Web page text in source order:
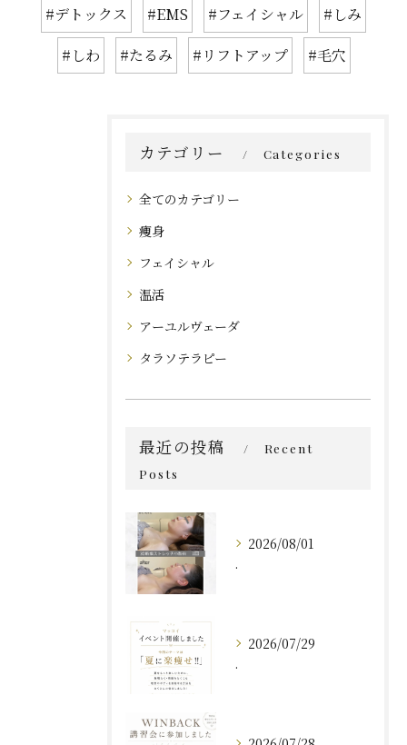
#デトックス #EMS #フェイシャル
#しみ
#しわ
#たるみ #リフトアップ #毛穴
カテゴリー Categories
全てのカテゴリー
痩身
フェイシャル
温活
アーユルヴェーダ
タラソテラピー
最近の投稿
Recent
Posts
2026/08/01
.
2026/07/29
.